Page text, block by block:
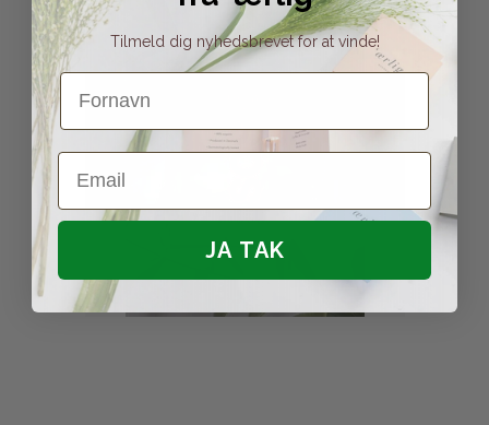
Tilmeld dig nyhedsbrevet for at vinde!
Fornavn
Email
JA TAK